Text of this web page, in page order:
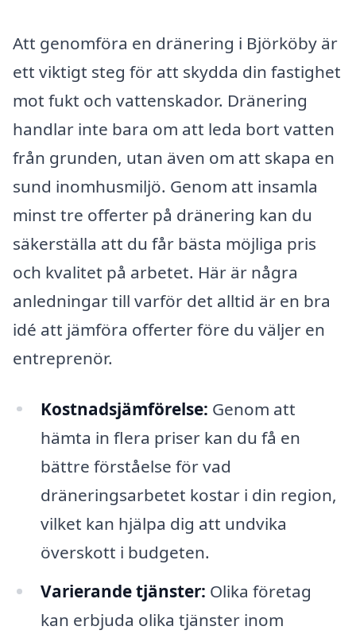
Att genomföra en dränering i Björköby är
ett viktigt steg för att skydda din fastighet
mot fukt och vattenskador. Dränering
handlar inte bara om att leda bort vatten
från grunden, utan även om att skapa en
sund inomhusmiljö. Genom att insamla
minst tre offerter på dränering kan du
säkerställa att du får bästa möjliga pris
och kvalitet på arbetet. Här är några
anledningar till varför det alltid är en bra
idé att jämföra offerter före du väljer en
entreprenör.
Kostnadsjämförelse: Genom att
hämta in flera priser kan du få en
bättre förståelse för vad
dräneringsarbetet kostar i din region,
vilket kan hjälpa dig att undvika
överskott i budgeten.
Varierande tjänster: Olika företag
kan erbjuda olika tjänster inom